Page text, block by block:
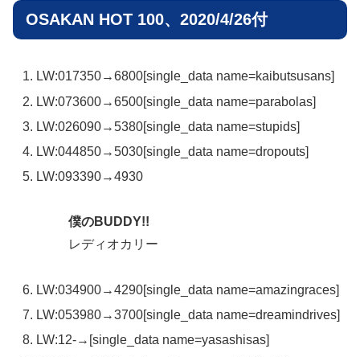
OSAKAN HOT 100、2020/4/26付
LW:017350→6800[single_data name=kaibutsusans]
LW:073600→6500[single_data name=parabolas]
LW:026090→5380[single_data name=stupids]
LW:044850→5030[single_data name=dropouts]
LW:093390→4930
僕のBUDDY!!
レディオカリー
LW:034900→4290[single_data name=amazingraces]
LW:053980→3700[single_data name=dreamindrives]
LW:12-→ [single_data name=yasashisas]